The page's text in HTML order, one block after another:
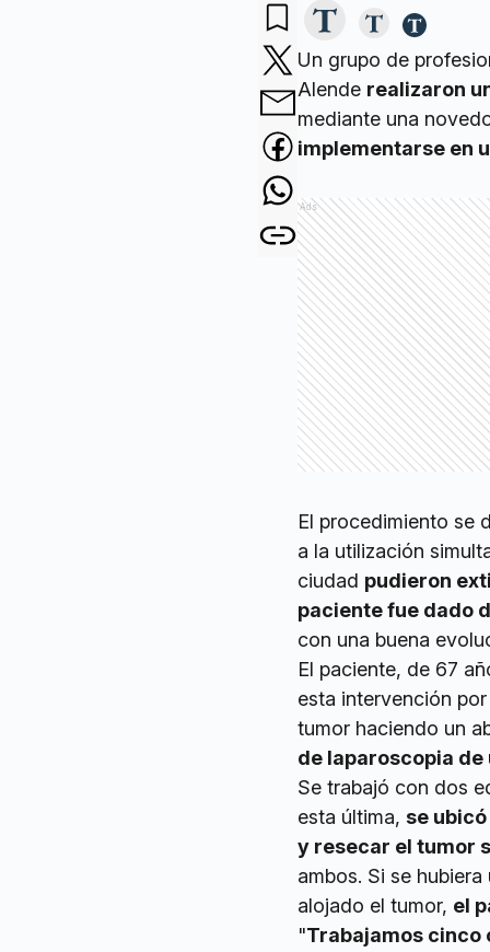
Un grupo de
Alende realizaron
mediante una
implementarse en
Ads
El procedimiento se
a la utilización
ciudad pudieron
paciente fue dado
con una buena
El paciente, de 67
esta intervención
tumor haciendo un
de laparoscopia
Se trabajó con dos
esta última, se
y resecar el tumor
ambos. Si se
alojado el tumor, el
"Trabajamos cinco